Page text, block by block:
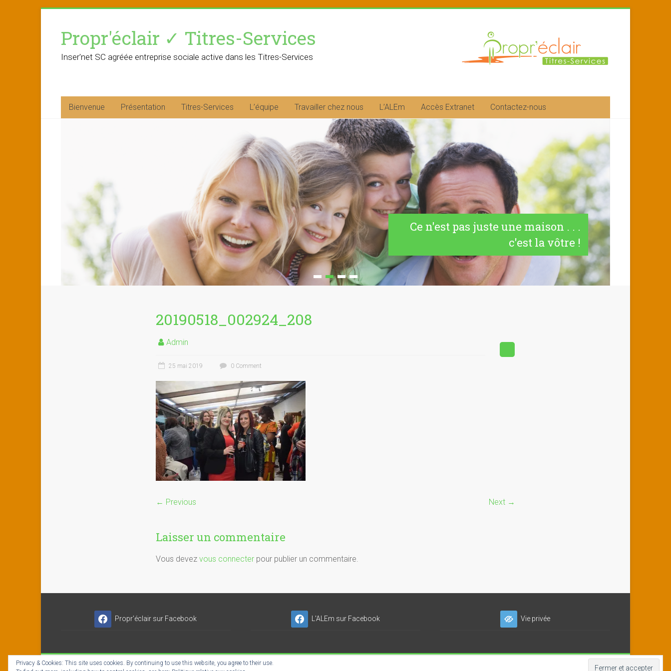
contentPropr'éclair ✓ Titres-Services
Inser'net SC agréée entreprise sociale active dans les Titres-Services
Bienvenue Présentation Titres-Services L’équipe Travailler chez nous L’ALEm Accès Extranet Contactez-nous
Ce n'est pas juste une maison . . .
c'est la vôtre !
20190518_002924_208
Admin
25 mai 2019 0 Comment
← Previous Next →
Laisser un commentaire
Vous devez vous connecter pour publier un commentaire.
Propr'éclair sur Facebook L'ALEm sur Facebook Vie privée
Copyright © 2026Propr'éclair ✓ Titres-Services- INSER'NET SC-ES
Privacy & Cookies: This site uses cookies. By continuing to use this website, you agree to their use.